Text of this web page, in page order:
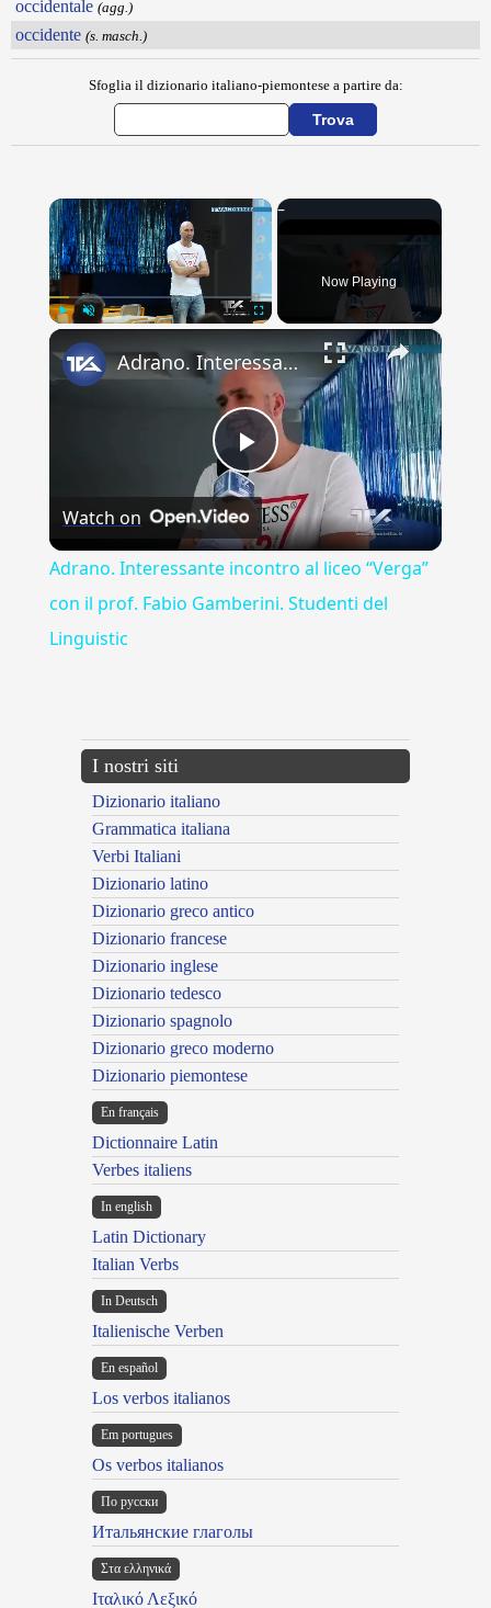
occidentale (agg.)
occidente (s. masch.)
Sfoglia il dizionario italiano-piemontese a partire da:
×
Now Playing
×
Play
Video
Adrano. Interessante incontro al liceo “Verga” con il prof. Fabio Gamberini. Studenti del Linguistic
Watch on
Adrano. Interessante incontro al liceo “Verga”
con il prof. Fabio Gamberini. Studenti del
Linguistic
I nostri siti
Dizionario italiano
Grammatica italiana
Verbi Italiani
Dizionario latino
Dizionario greco antico
Dizionario francese
Dizionario inglese
Dizionario tedesco
Dizionario spagnolo
Dizionario greco moderno
Dizionario piemontese
En français
Dictionnaire Latin
Verbes italiens
In english
Latin Dictionary
Italian Verbs
In Deutsch
Italienische Verben
En español
Los verbos italianos
Em portugues
Os verbos italianos
По русски
Итальянские глаголы
Στα ελληνικά
Ιταλικό Λεξικό